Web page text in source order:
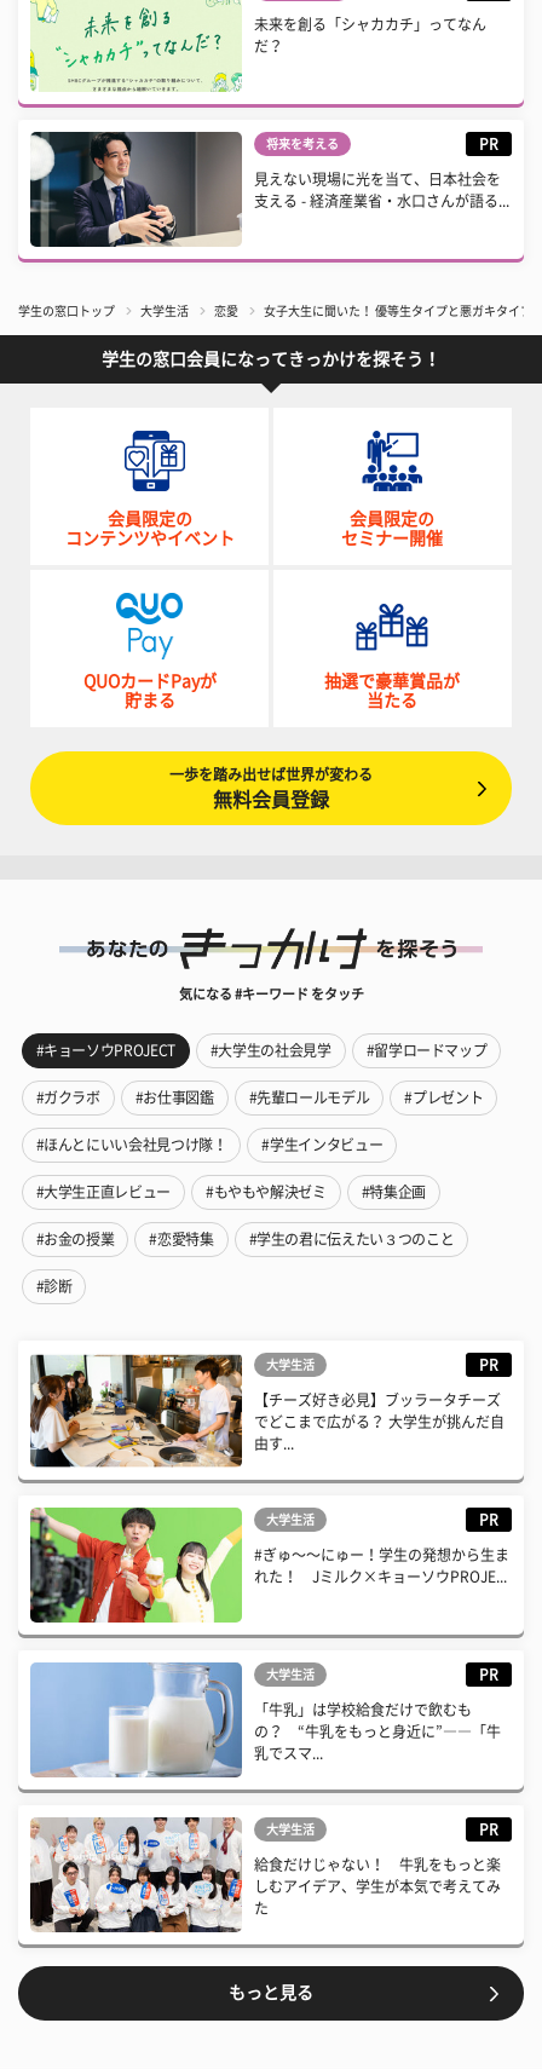
未来を創る「シャカカチ」ってなん
だ？
将来を考える PR
見えない現場に光を当て、日本社会を
支える - 経済産業省・水口さんが語る...
学生の窓口トップ 大学生活 恋愛 女子大生に聞いた！ 優等生タイプと悪ガキタイ
学生の窓口会員になってきっかけを探そう！
会員限定の
コンテンツやイベント
会員限定の
セミナー開催
QUOカードPayが
貯まる
抽選で豪華賞品が
当たる
一歩を踏み出せば世界が変わる
無料会員登録
気になる #キーワード をタッチ
#キョーソウPROJECT #大学生の社会見学 #留学ロードマップ
#ガクラボ #お仕事図鑑 #先輩ロールモデル #プレゼント
#ほんとにいい会社見つけ隊！ #学生インタビュー
#大学生正直レビュー #もやもや解決ゼミ #特集企画
#お金の授業 #恋愛特集 #学生の君に伝えたい３つのこと
#診断
大学生活 PR
【チーズ好き必見】ブッラータチーズ
でどこまで広がる？ 大学生が挑んだ自
由す...
大学生活 PR
#ぎゅ〜〜にゅー！学生の発想から生ま
れた！ Jミルク×キョーソウPROJE...
大学生活 PR
「牛乳」は学校給食だけで飲むも
の？ “牛乳をもっと身近に”――「牛
乳でスマ...
大学生活 PR
給食だけじゃない！ 牛乳をもっと楽
しむアイデア、学生が本気で考えてみ
た
もっと見る